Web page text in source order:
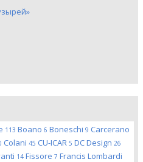
113 Boano 6 Boneschi 9 Carcerano
Colani 45 CU-ICAR 5 DC Design 26
14 Fissore 7 Francis Lombardi